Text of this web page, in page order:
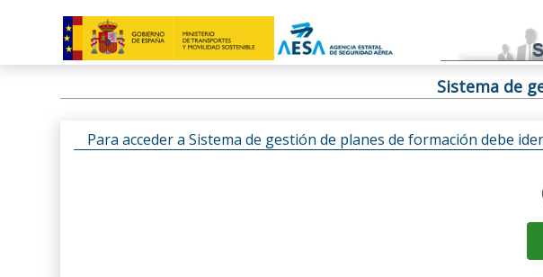
Sistema de
Para acceder a Sistema de gestión de planes de formación debe